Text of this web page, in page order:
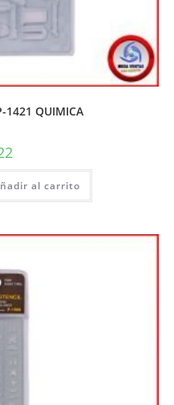
1421 QUIMICA
al carrito